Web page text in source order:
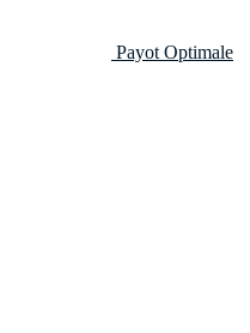
Payot Optimale